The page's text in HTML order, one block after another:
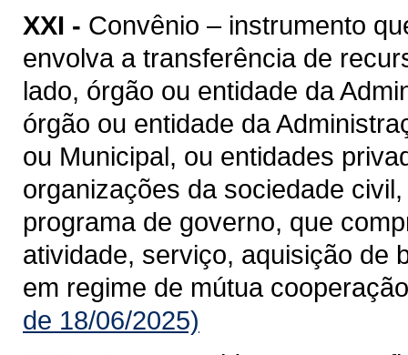
XXI - Convênio – instrumento
envolva a transferência de
lado, órgão ou entidade da
órgão ou entidade da
ou Municipal, ou entidades
organizações da sociedade
programa de governo, que
atividade, serviço, aquisição de
em regime de mútua
de 18/06/2025)